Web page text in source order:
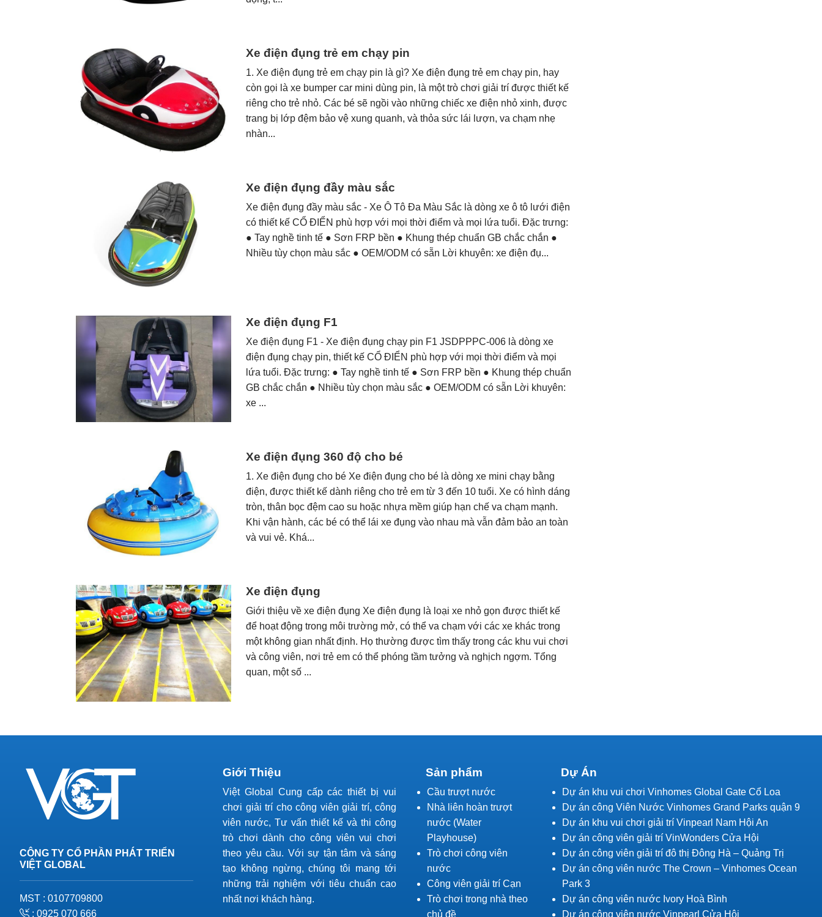
Xe điện đụng trẻ em chạy pin
1. Xe điện đụng trẻ em chạy pin là gì? Xe điện đụng trẻ em chạy pin, hay
còn gọi là xe bumper car mini dùng pin, là một trò chơi giải trí được thiết kế
riêng cho trẻ nhỏ. Các bé sẽ ngồi vào những chiếc xe điện nhỏ xinh, được
trang bị lớp đệm bảo vệ xung quanh, và thỏa sức lái lượn, va chạm nhẹ
nhàn...
Xe điện đụng đầy màu sắc
Xe điện đụng đầy màu sắc - Xe Ô Tô Đa Màu Sắc là dòng xe ô tô lưới điện
có thiết kế CỔ ĐIỂN phù hợp với mọi thời điểm và mọi lứa tuổi. Đặc trưng:
● Tay nghề tinh tế ● Sơn FRP bền ● Khung thép chuẩn GB chắc chắn ●
Nhiều tùy chọn màu sắc ● OEM/ODM có sẵn Lời khuyên: xe điện đụ...
Xe điện đụng F1
Xe điện đụng F1 - Xe điện đụng chạy pin F1 JSDPPPC-006 là dòng xe
điện đụng chạy pin, thiết kế CỔ ĐIỂN phù hợp với mọi thời điểm và mọi
lứa tuổi. Đặc trưng: ● Tay nghề tinh tế ● Sơn FRP bền ● Khung thép chuẩn
GB chắc chắn ● Nhiều tùy chọn màu sắc ● OEM/ODM có sẵn Lời khuyên:
xe ...
Xe điện đụng 360 độ cho bé
1. Xe điện đụng cho bé Xe điện đụng cho bé là dòng xe mini chạy bằng
điện, được thiết kế dành riêng cho trẻ em từ 3 đến 10 tuổi. Xe có hình dáng
tròn, thân bọc đệm cao su hoặc nhựa mềm giúp hạn chế va chạm mạnh.
Khi vận hành, các bé có thể lái xe đụng vào nhau mà vẫn đảm bảo an toàn
và vui vẻ. Khá...
Xe điện đụng
Giới thiệu về xe điện đụng Xe điện đụng là loại xe nhỏ gọn được thiết kế
để hoạt động trong môi trường mở, có thể va chạm với các xe khác trong
một không gian nhất định. Họ thường được tìm thấy trong các khu vui chơi
và công viên, nơi trẻ em có thể phóng tầm tưởng và nghịch ngợm. Tổng
quan, một số ...
CÔNG TY CỔ PHẦN PHÁT TRIỂN
VIỆT GLOBAL
MST : 0107709800
: 0925 070 666
Giới Thiệu
Việt Global Cung cấp các thiết bị vui
chơi giải trí cho công viên giải trí, công
viên nước, Tư vấn thiết kế và thi công
trò chơi dành cho công viên vui chơi
theo yêu cầu. Với sự tận tâm và sáng
tạo không ngừng, chúng tôi mang tới
những trải nghiệm với tiêu chuẩn cao
nhất nơi khách hàng.
Sản phẩm
Cầu trượt nước
Nhà liên hoàn trượt
nước (Water
Playhouse)
Trò chơi công viên
nước
Công viên giải trí Cạn
Trò chơi trong nhà theo
chủ đề
Dự Án
Dự án khu vui chơi Vinhomes Global Gate Cổ Loa
Dự án công Viên Nước Vinhomes Grand Parks quận 9
Dự án khu vui chơi giải trí Vinpearl Nam Hội An
Dự án công viên giải trí VinWonders Cửa Hội
Dự án công viên giải trí đô thị Đông Hà – Quảng Trị
Dự án công viên nước The Crown – Vinhomes Ocean
Park 3
Dự án công viên nước Ivory Hoà Bình
Dự án công viên nước Vinpearl Cửa Hội